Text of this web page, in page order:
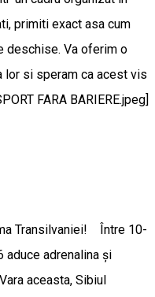
primiti exact asa cum
deschise. Va oferim o
lor si speram ca acest vis
FARA BARIERE.jpeg]
Transilvaniei! Între 10-
aduce adrenalina și
aceasta, Sibiul